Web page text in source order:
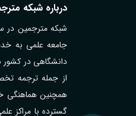
درباره شبکه
جامعه علمی به
دانشگاهی در کشور
از جمله ترجمه
همچنین هماهنگی